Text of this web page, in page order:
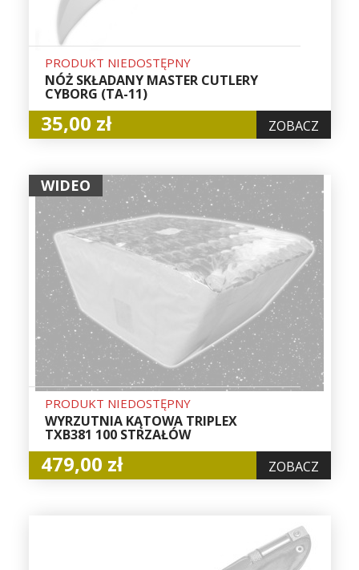
PRODUKT NIEDOSTĘPNY
NÓŻ SKŁADANY MASTER CUTLERY
CYBORG (TA-11)
35,00 zł ZOBACZ
WIDEO
PRODUKT NIEDOSTĘPNY
WYRZUTNIA KĄTOWA TRIPLEX
TXB381 100 STRZAŁÓW
479,00 zł ZOBACZ